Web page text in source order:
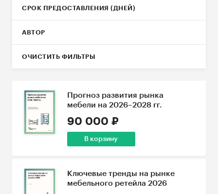
СРОК ПРЕДОСТАВЛЕНИЯ (ДНЕЙ)
АВТОР
ОЧИСТИТЬ ФИЛЬТРЫ
Прогноз развития рынка
мебели на 2026–2028 гг.
90 000 ₽
В корзину
Ключевые тренды на рынке
мебельного ретейла 2026